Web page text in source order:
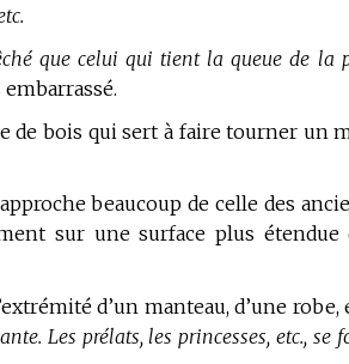
que celui qui tient la queue de la
de bois qui sert à faire tourner un
beaucoup de celle des
sur une surface plus étendue
d’un manteau, d’une robe,
Les prélats, les princesses, etc., se